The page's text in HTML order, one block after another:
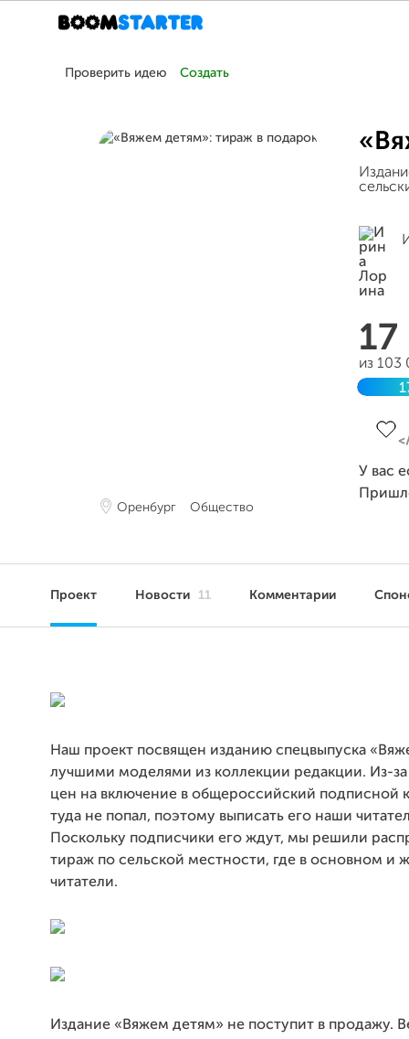
Проверить идею Создать
Оренбург Общество
из 103
У вас
Проект Новости 11 Комментарии
Наш проект посвящен изданию спецвыпуска
лучшими моделями из коллекции редакции. Из-
цен на включение в общероссийский подписной
туда не попал, поэтому выписать его наши
Поскольку подписчики его ждут, мы решили
тираж по сельской местности, где в основном и
читатели.
Издание «Вяжем детям» не поступит в продажу.